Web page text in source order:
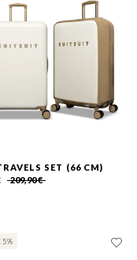
SET (66 CM)
209,90 €
5%